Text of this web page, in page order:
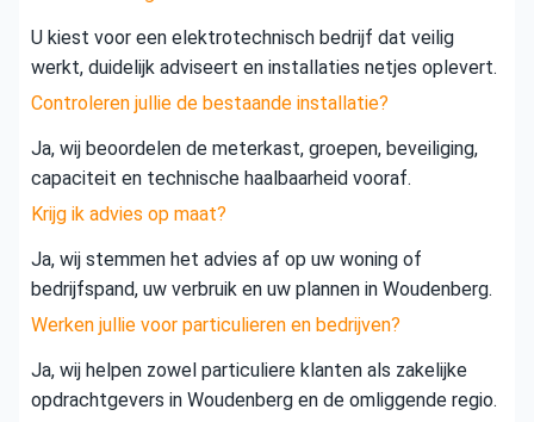
U kiest voor een elektrotechnisch bedrijf dat veilig
werkt, duidelijk adviseert en installaties netjes oplevert.
Controleren jullie de bestaande installatie?
Ja, wij beoordelen de meterkast, groepen, beveiliging,
capaciteit en technische haalbaarheid vooraf.
Krijg ik advies op maat?
Ja, wij stemmen het advies af op uw woning of
bedrijfspand, uw verbruik en uw plannen in Woudenberg.
Werken jullie voor particulieren en bedrijven?
Ja, wij helpen zowel particuliere klanten als zakelijke
opdrachtgevers in Woudenberg en de omliggende regio.